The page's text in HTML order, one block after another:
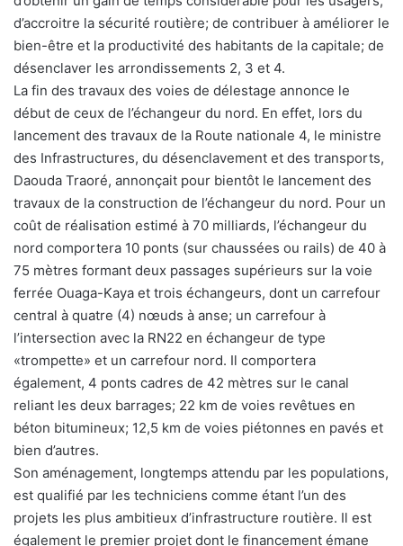
d’accroitre la sécurité routière; de contribuer à améliorer le
bien-être et la productivité des habitants de la capitale; de
désenclaver les arrondissements 2, 3 et 4.
La fin des travaux des voies de délestage annonce le
début de ceux de l’échangeur du nord. En effet, lors du
lancement des travaux de la Route nationale 4, le ministre
des Infrastructures, du désenclavement et des transports,
Daouda Traoré, annonçait pour bientôt le lancement des
travaux de la construction de l’échangeur du nord. Pour un
coût de réalisation estimé à 70 milliards, l’échangeur du
nord comportera 10 ponts (sur chaussées ou rails) de 40 à
75 mètres formant deux passages supérieurs sur la voie
ferrée Ouaga-Kaya et trois échangeurs, dont un carrefour
central à quatre (4) nœuds à anse; un carrefour à
l’intersection avec la RN22 en échangeur de type
«trompette» et un carrefour nord. Il comportera
également, 4 ponts cadres de 42 mètres sur le canal
reliant les deux barrages; 22 km de voies revêtues en
béton bitumineux; 12,5 km de voies piétonnes en pavés et
bien d’autres.
Son aménagement, longtemps attendu par les populations,
est qualifié par les techniciens comme étant l’un des
projets les plus ambitieux d’infrastructure routière. Il est
également le premier projet dont le financement émane